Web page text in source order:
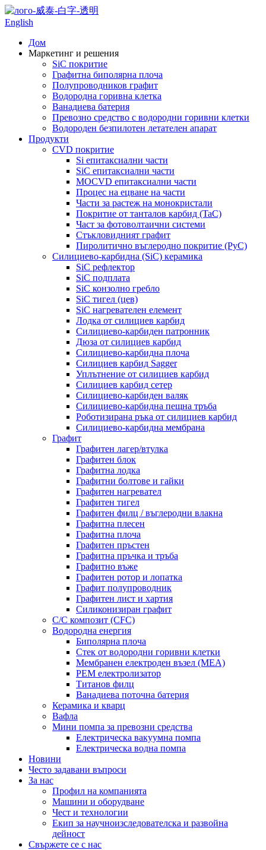
English
Дом
Маркетинг и решения
SiC покритие
Графитна биполярна плоча
Полупроводников графит
Водородна горивна клетка
Ванадиева батерия
Превозно средство с водородни горивни клетки
Водороден безпилотен летателен апарат
Продукти
CVD покритие
Si епитаксиални части
SiC епитаксиални части
MOCVD епитаксиални части
Процес на ецване на части
Части за растеж на монокристали
Покритие от танталов карбид (TaC)
Част за фотоволтаични системи
Стъкловидният графит
Пиролитично въглеродно покритие (PyC)
Силициево-карбидна (SiC) керамика
SiC рефлектор
SiC подплата
SiC конзолно гребло
SiC тигел (цев)
SiC нагревателен елемент
Лодка от силициев карбид
Силициево-карбиден патронник
Дюза от силициев карбид
Силициево-карбидна плоча
Силициев карбид Sagger
Уплътнение от силициев карбид
Силициев карбид сетер
Силициево-карбиден валяк
Силициево-карбидна пещна тръба
Роботизирана ръка от силициев карбид
Силициево-карбидна мембрана
Графит
Графитен лагер/втулка
Графитен блок
Графитна лодка
Графитни болтове и гайки
Графитен нагревател
Графитен тигел
Графитен филц / въглеродни влакна
Графитна плесен
Графитна плоча
Графитен пръстен
Графитна пръчка и тръба
Графитно въже
Графитен ротор и лопатка
Графит полупроводник
Графитен лист и хартия
Силиконизиран графит
C/C композит (CFC)
Водородна енергия
Биполярна плоча
Стек от водородни горивни клетки
Мембранен електроден възел (MEA)
PEM електролизатор
Титанов филц
Ванадиева поточна батерия
Керамика и кварц
Вафла
Мини помпа за превозни средства
Електрическа вакуумна помпа
Електрическа водна помпа
Новини
Често задавани въпроси
За нас
Профил на компанията
Машини и оборудване
Чест и технологии
Екип за научноизследователска и развойна
дейност
Свържете се с нас